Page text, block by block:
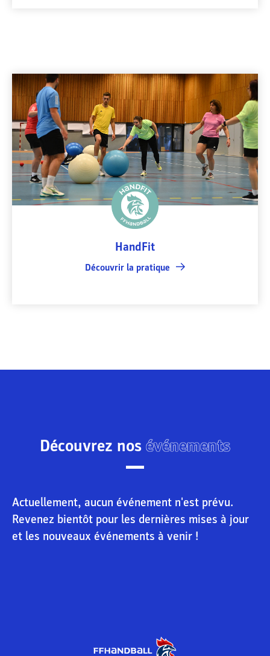
HandFit
Découvrir la pratique
Découvrez nos événements
Actuellement, aucun événement n'est prévu.
Revenez bientôt pour les dernières mises à jour
et les nouveaux événements à venir !